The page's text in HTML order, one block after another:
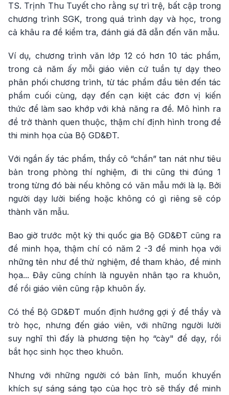
TS. Trịnh Thu Tuyết cho rằng sự trì trệ, bất cập trong
chương trình SGK, trong quá trình dạy và học, trong
cả khâu ra đề kiểm tra, đánh giá đã dẫn đến văn mẫu.
Ví dụ, chương trình văn lớp 12 có hơn 10 tác phẩm,
trong cả năm ấy mỗi giáo viên cứ tuần tự dạy theo
phân phối chương trình, từ tác phẩm đầu tiên đến tác
phẩm cuối cùng, dạy đến cạn kiệt các đơn vị kiến
thức để làm sao khớp với khả năng ra đề. Mô hình ra
đề trở thành quen thuộc, thậm chí định hình trong đề
thi minh họa của Bộ GD&ĐT.
Với ngần ấy tác phẩm, thầy cô “chần” tan nát như tiêu
bản trong phòng thí nghiệm, đi thi cũng thi đúng 1
trong từng đó bài nếu không có văn mẫu mới là lạ. Bởi
người dạy lười biếng hoặc không có gì riêng sẽ cóp
thành văn mẫu.
Bao giờ trước một kỳ thi quốc gia Bộ GD&ĐT cũng ra
đề minh họa, thậm chí có năm 2 -3 đề minh họa với
những tên như đề thử nghiệm, đề tham khảo, đề minh
họa... Đây cũng chính là nguyên nhân tạo ra khuôn,
để rồi giáo viên cũng rập khuôn ấy.
Có thể Bộ GD&ĐT muốn định hướng gợi ý để thầy và
trò học, nhưng đến giáo viên, với những người lười
suy nghĩ thì đấy là phương tiện họ “cày" để dạy, rồi
bắt học sinh học theo khuôn.
Nhưng với những người có bản lĩnh, muốn khuyến
khích sự sáng sáng tạo của học trò sẽ thấy đề minh